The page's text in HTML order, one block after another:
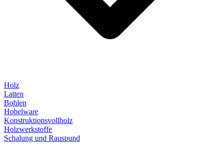
Holz
Latten
Bohlen
Hobelware
Konstruktionsvollholz
Holzwerkstoffe
Schalung und Rauspund